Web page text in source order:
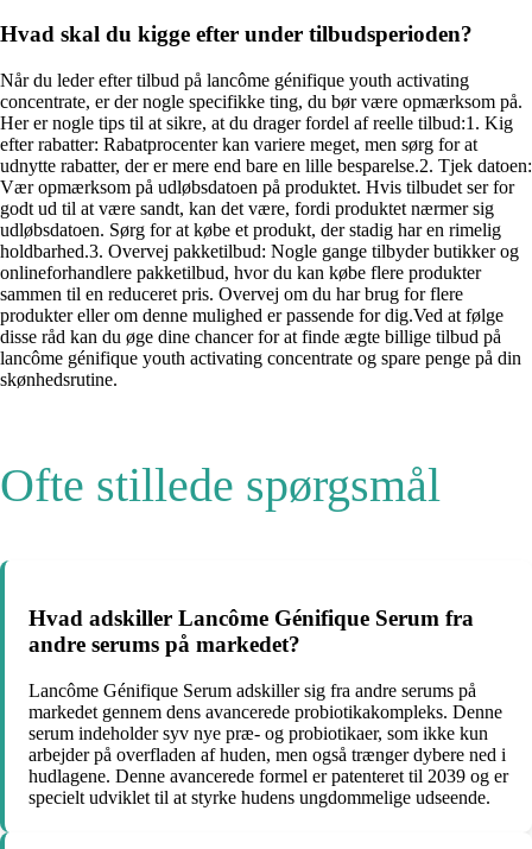
Hvad skal du kigge efter under tilbudsperioden?
Når du leder efter tilbud på lancôme génifique youth activating
concentrate, er der nogle specifikke ting, du bør være opmærksom på.
Her er nogle tips til at sikre, at du drager fordel af reelle tilbud:1. Kig
efter rabatter: Rabatprocenter kan variere meget, men sørg for at
udnytte rabatter, der er mere end bare en lille besparelse.2. Tjek datoen:
Vær opmærksom på udløbsdatoen på produktet. Hvis tilbudet ser for
godt ud til at være sandt, kan det være, fordi produktet nærmer sig
udløbsdatoen. Sørg for at købe et produkt, der stadig har en rimelig
holdbarhed.3. Overvej pakketilbud: Nogle gange tilbyder butikker og
onlineforhandlere pakketilbud, hvor du kan købe flere produkter
sammen til en reduceret pris. Overvej om du har brug for flere
produkter eller om denne mulighed er passende for dig.Ved at følge
disse råd kan du øge dine chancer for at finde ægte billige tilbud på
lancôme génifique youth activating concentrate og spare penge på din
skønhedsrutine.
Ofte stillede spørgsmål
Hvad adskiller Lancôme Génifique Serum fra
andre serums på markedet?
Lancôme Génifique Serum adskiller sig fra andre serums på
markedet gennem dens avancerede probiotikakompleks. Denne
serum indeholder syv nye præ- og probiotikaer, som ikke kun
arbejder på overfladen af huden, men også trænger dybere ned i
hudlagene. Denne avancerede formel er patenteret til 2039 og er
specielt udviklet til at styrke hudens ungdommelige udseende.